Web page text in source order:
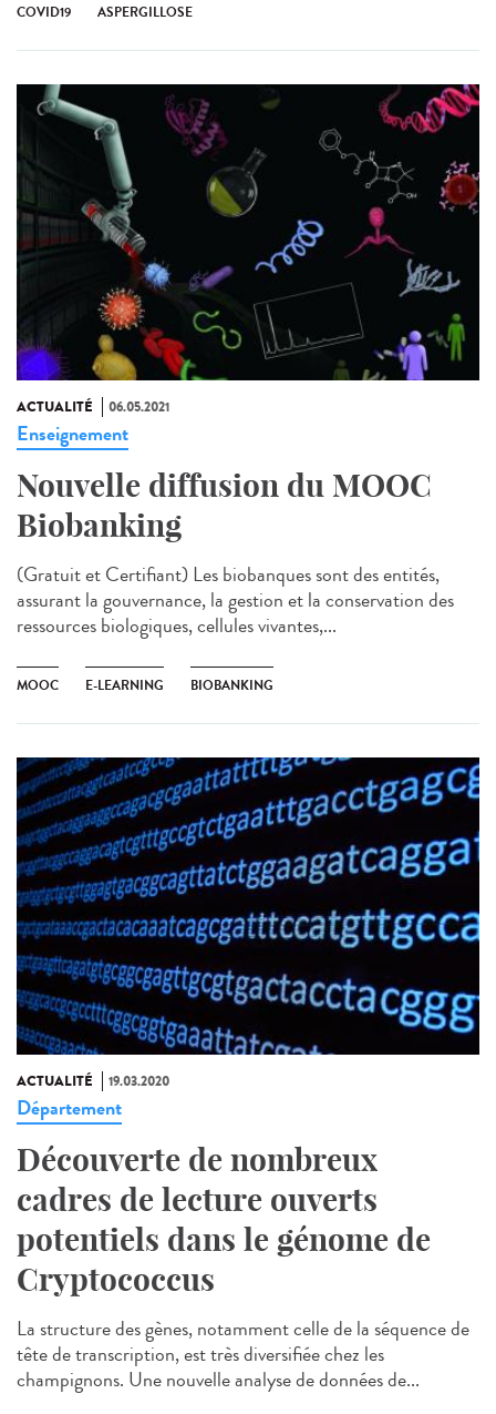
COVID19 ASPERGILLOSE
ACTUALITÉ 06.05.2021
Enseignement
Nouvelle diffusion du MOOC
Biobanking
(Gratuit et Certifiant) Les biobanques sont des entités,
assurant la gouvernance, la gestion et la conservation des
ressources biologiques, cellules vivantes,...
MOOC E-LEARNING BIOBANKING
ACTUALITÉ 19.03.2020
Département
Découverte de nombreux
cadres de lecture ouverts
potentiels dans le génome de
Cryptococcus
La structure des gènes, notamment celle de la séquence de
tête de transcription, est très diversifiée chez les
champignons. Une nouvelle analyse de données de...